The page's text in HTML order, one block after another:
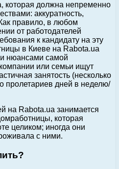
которая должна непременно
аккуратность,
правило, в любом
от работодателей
к кандидату на эту
в Киеве на Rabota.ua
нюансами самой
или семьи ищут
занятость (несколько
пролетариев дней в неделю/
на Rabota.ua занимается
которая
целиком; иногда они
с ними.